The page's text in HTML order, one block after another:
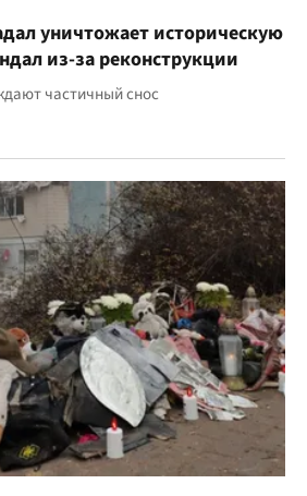
уничтожает историческую
из-за реконструкции
частичный снос